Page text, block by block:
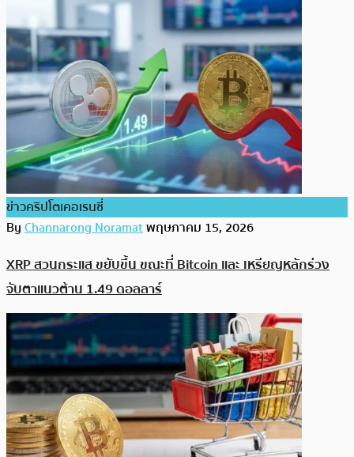
ข่าวคริปโตเคอเรนซี่
ByChannarong Noramatพฤษภาคม 15, 2026
XRP สวนกระแส ขยับขึ้น ขณะที่ Bitcoin และ เหรียญหลักร่วง
จับตาแนวต้าน 1.49 ดอลลาร์